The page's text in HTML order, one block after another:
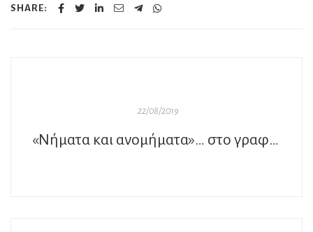
SHARE:
22/08/2019
«Νήματα και ανομήματα»… στο γραφείο του Παύλου